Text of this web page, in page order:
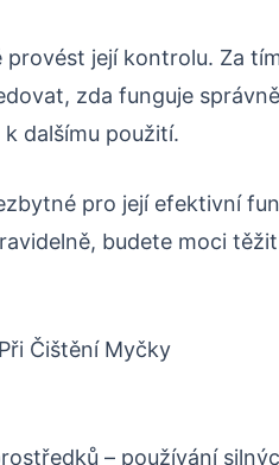
její kontrolu. Za
zda funguje
dalšímu použití.
pro její efektivní
budete moci
Čištění Myčky
– používání